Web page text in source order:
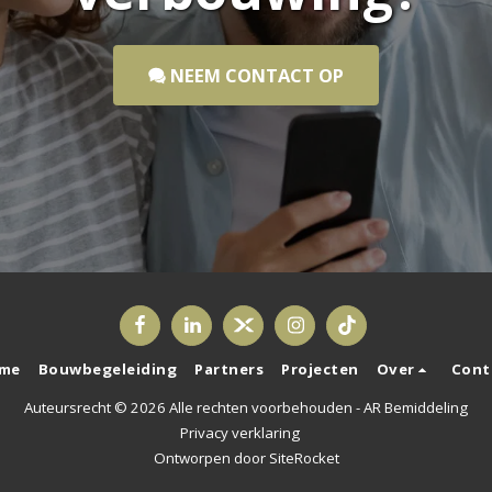
NEEM CONTACT OP
Bouwbegeleiding Partners Projecten Over
Auteursrecht © 2026 Alle rechten voorbehouden -AR Bemiddeling
Privacy verklaring
Ontworpen door SiteRocket